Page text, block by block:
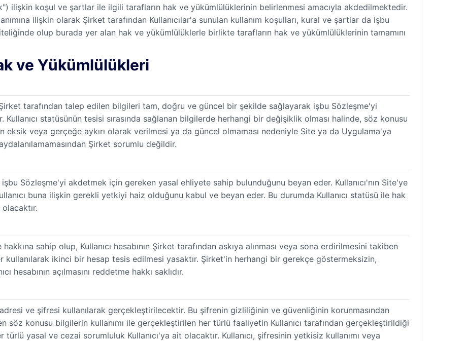
ilişkin koşul ve şartlar ile ilgili tarafların hak ve yükümlülüklerinin belirlenmesi amacıyla akdedilmektedir.
ilişkin olarak Şirket tarafından Kullanıcılar'a sunulan kullanım koşulları, kural ve şartlar da işbu
olup burada yer alan hak ve yükümlülüklerle birlikte tarafların hak ve yükümlülüklerinin tamamını
ve Yükümlülükleri
tarafından talep edilen bilgileri tam, doğru ve güncel bir şekilde sağlayarak işbu Sözleşme'yi
statüsünün tesisi sırasında sağlanan bilgilerde herhangi bir değişiklik olması halinde, söz konusu
veya gerçeğe aykırı olarak verilmesi ya da güncel olmaması nedeniyle Site ya da Uygulama'ya
Şirket sorumlu değildir.
işbu Sözleşme'yi akdetmek için gereken yasal ehliyete sahip bulunduğunu beyan eder. Kullanıcı'nın Site'ye
buna ilişkin gerekli yetkiyi haiz olduğunu kabul ve beyan eder. Bu durumda Kullanıcı statüsü ile hak
hakkına sahip olup, Kullanıcı hesabının Şirket tarafından askıya alınması veya sona erdirilmesini takiben
kullanılarak ikinci bir hesap tesis edilmesi yasaktır. Şirket'in herhangi bir gerekçe göstermeksizin,
açılmasını reddetme hakkı saklıdır.
ve şifresi kullanılarak gerçekleştirilecektir. Bu şifrenin gizliliğinin ve güvenliğinin korunmasından
söz konusu bilgilerin kullanımı ile gerçekleştirilen her türlü faaliyetin Kullanıcı tarafından gerçekleştirildiği
yasal ve cezai sorumluluk Kullanıcı'ya ait olacaktır. Kullanıcı, şifresinin yetkisiz kullanımı veya